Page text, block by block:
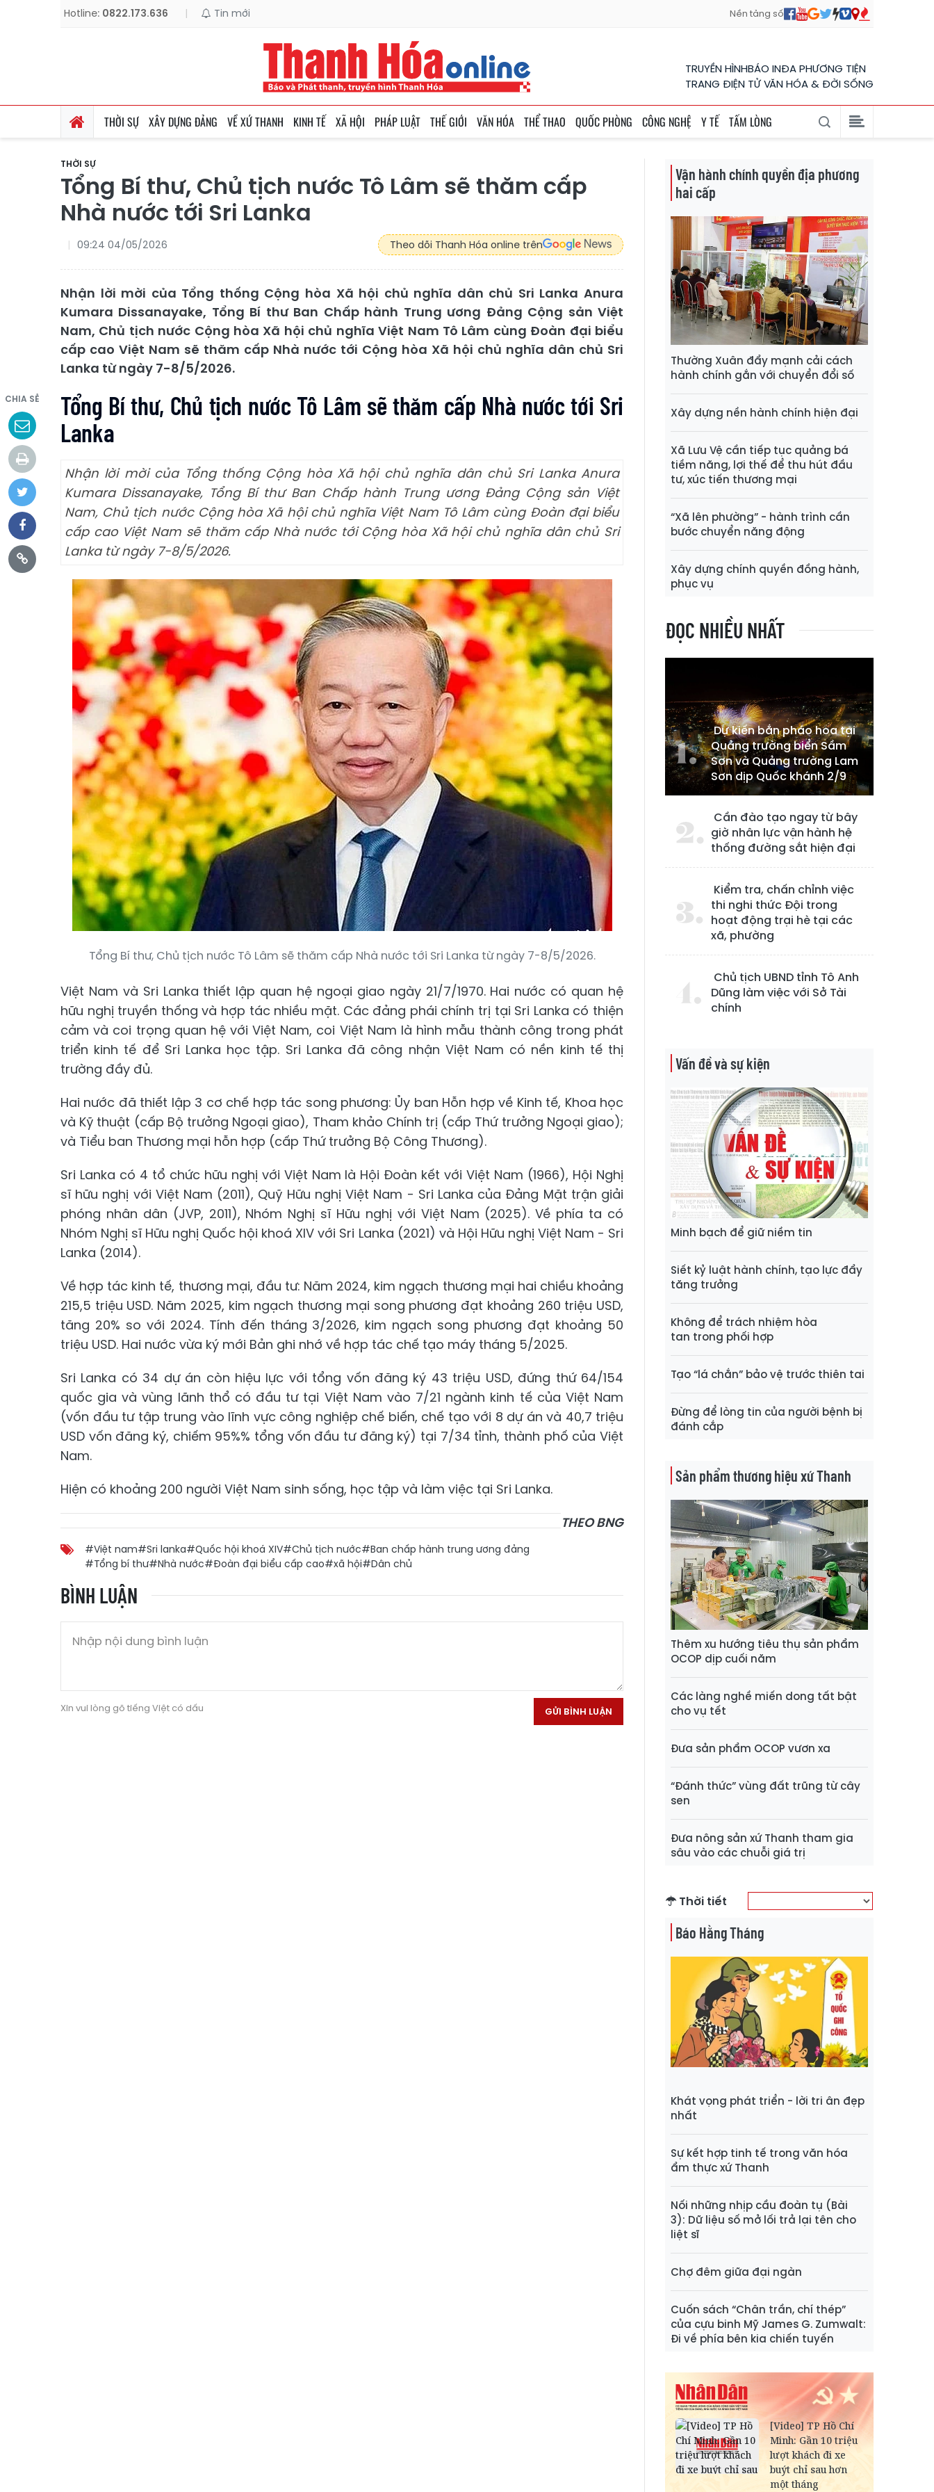
Hotline: 0822.173.636 | Tin mới Nền tảng số
TRUYỀN HÌNHBÁO INĐA PHƯƠNG TIỆN
TRANG ĐIỆN TỬ VĂN HÓA & ĐỜI SỐNG
THỜI SỰ XÂY DỰNG ĐẢNG VỀ XỨ THANH KINH TẾ XÃ HỘI PHÁP LUẬT THẾ GIỚI VĂN HÓA THỂ THAO QUỐC PHÒNG CÔNG NGHỆ Y TẾ TẤM LÒNG
THỜI SỰ
Tổng Bí thư, Chủ tịch nước Tô Lâm sẽ thăm cấp
Nhà nước tới Sri Lanka
09:24 04/05/2026 Theo dõi Thanh Hóa online trên
Nhận lời mời của Tổng thống Cộng hòa Xã hội chủ nghĩa dân chủ Sri Lanka Anura
Kumara Dissanayake, Tổng Bí thư Ban Chấp hành Trung ương Đảng Cộng sản Việt
Nam, Chủ tịch nước Cộng hòa Xã hội chủ nghĩa Việt Nam Tô Lâm cùng Đoàn đại biểu
cấp cao Việt Nam sẽ thăm cấp Nhà nước tới Cộng hòa Xã hội chủ nghĩa dân chủ Sri
Lanka từ ngày 7-8/5/2026.
CHIA SẺ
Tổng Bí thư, Chủ tịch nước Tô Lâm sẽ thăm cấp Nhà nước tới Sri
Lanka
Nhận lời mời của Tổng thống Cộng hòa Xã hội chủ nghĩa dân chủ Sri Lanka Anura
Kumara Dissanayake, Tổng Bí thư Ban Chấp hành Trung ương Đảng Cộng sản Việt
Nam, Chủ tịch nước Cộng hòa Xã hội chủ nghĩa Việt Nam Tô Lâm cùng Đoàn đại biểu
cấp cao Việt Nam sẽ thăm cấp Nhà nước tới Cộng hòa Xã hội chủ nghĩa dân chủ Sri
Lanka từ ngày 7-8/5/2026.
Tổng Bí thư, Chủ tịch nước Tô Lâm sẽ thăm cấp Nhà nước tới Sri Lanka từ ngày 7-8/5/2026.
Việt Nam và Sri Lanka thiết lập quan hệ ngoại giao ngày 21/7/1970. Hai nước có quan hệ
hữu nghị truyền thống và hợp tác nhiều mặt. Các đảng phái chính trị tại Sri Lanka có thiện
cảm và coi trọng quan hệ với Việt Nam, coi Việt Nam là hình mẫu thành công trong phát
triển kinh tế để Sri Lanka học tập. Sri Lanka đã công nhận Việt Nam có nền kinh tế thị
trường đầy đủ.
Hai nước đã thiết lập 3 cơ chế hợp tác song phương: Ủy ban Hỗn hợp về Kinh tế, Khoa học
và Kỹ thuật (cấp Bộ trưởng Ngoại giao), Tham khảo Chính trị (cấp Thứ trưởng Ngoại giao);
và Tiểu ban Thương mại hỗn hợp (cấp Thứ trưởng Bộ Công Thương).
Sri Lanka có 4 tổ chức hữu nghị với Việt Nam là Hội Đoàn kết với Việt Nam (1966), Hội Nghị
sĩ hữu nghị với Việt Nam (2011), Quỹ Hữu nghị Việt Nam - Sri Lanka của Đảng Mặt trận giải
phóng nhân dân (JVP, 2011), Nhóm Nghị sĩ Hữu nghị với Việt Nam (2025). Về phía ta có
Nhóm Nghị sĩ Hữu nghị Quốc hội khoá XIV với Sri Lanka (2021) và Hội Hữu nghị Việt Nam - Sri
Lanka (2014).
Về hợp tác kinh tế, thương mại, đầu tư: Năm 2024, kim ngạch thương mại hai chiều khoảng
215,5 triệu USD. Năm 2025, kim ngạch thương mại song phương đạt khoảng 260 triệu USD,
tăng 20% so với 2024. Tính đến tháng 3/2026, kim ngạch song phương đạt khoảng 50
triệu USD. Hai nước vừa ký mới Bản ghi nhớ về hợp tác chế tạo máy tháng 5/2025.
Sri Lanka có 34 dự án còn hiệu lực với tổng vốn đăng ký 43 triệu USD, đứng thứ 64/154
quốc gia và vùng lãnh thổ có đầu tư tại Việt Nam vào 7/21 ngành kinh tế của Việt Nam
(vốn đầu tư tập trung vào lĩnh vực công nghiệp chế biến, chế tạo với 8 dự án và 40,7 triệu
USD vốn đăng ký, chiếm 95%% tổng vốn đầu tư đăng ký) tại 7/34 tỉnh, thành phố của Việt
Nam.
Hiện có khoảng 200 người Việt Nam sinh sống, học tập và làm việc tại Sri Lanka.
THEO BNG
#Việt nam#Sri lanka#Quốc hội khoá XIV#Chủ tịch nước#Ban chấp hành trung ương đảng
#Tổng bí thư#Nhà nước#Đoàn đại biểu cấp cao#xã hội#Dân chủ
BÌNH LUẬN
Xin vui lòng gõ tiếng Việt có dấu GỬI BÌNH LUẬN
Vận hành chính quyền địa phương
hai cấp
Thường Xuân đẩy mạnh cải cách
hành chính gắn với chuyển đổi số
Xây dựng nền hành chính hiện đại
Xã Lưu Vệ cần tiếp tục quảng bá
tiềm năng, lợi thế để thu hút đầu
tư, xúc tiến thương mại
“Xã lên phường” - hành trình cần
bước chuyển năng động
Xây dựng chính quyền đồng hành,
phục vụ
ĐỌC NHIỀU NHẤT
Dự kiến bắn pháo hoa tại
Quảng trường biển Sầm
Sơn và Quảng trường Lam
Sơn dịp Quốc khánh 2/9
Cần đào tạo ngay từ bây
giờ nhân lực vận hành hệ
thống đường sắt hiện đại
Kiểm tra, chấn chỉnh việc
thi nghi thức Đội trong
hoạt động trại hè tại các
xã, phường
Chủ tịch UBND tỉnh Tô Anh
Dũng làm việc với Sở Tài
chính
Vấn đề và sự kiện
Minh bạch để giữ niềm tin
Siết kỷ luật hành chính, tạo lực đẩy
tăng trưởng
Không để trách nhiệm hòa
tan trong phối hợp
Tạo “lá chắn” bảo vệ trước thiên tai
Đừng để lòng tin của người bệnh bị
đánh cắp
Sản phẩm thương hiệu xứ Thanh
Thêm xu hướng tiêu thụ sản phẩm
OCOP dịp cuối năm
Các làng nghề miến dong tất bật
cho vụ tết
Đưa sản phẩm OCOP vươn xa
“Đánh thức” vùng đất trũng từ cây
sen
Đưa nông sản xứ Thanh tham gia
sâu vào các chuỗi giá trị
Thời tiết
Báo Hằng Tháng
Khát vọng phát triển - lời tri ân đẹp
nhất
Sự kết hợp tinh tế trong văn hóa
ẩm thực xứ Thanh
Nối những nhịp cầu đoàn tụ (Bài
3): Dữ liệu số mở lối trả lại tên cho
liệt sĩ
Chợ đêm giữa đại ngàn
Cuốn sách “Chân trần, chí thép”
của cựu binh Mỹ James G. Zumwalt:
Đi về phía bên kia chiến tuyến